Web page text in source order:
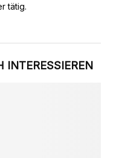
tätig.
INTERESSIEREN